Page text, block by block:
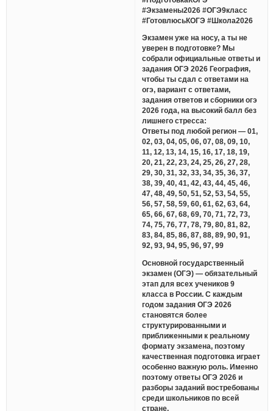
#Экзамены2026 #ОГЭ9класс
#ГотовлюсьКОГЭ #Школа2026
Экзамен уже на носу, а ты не
уверен в подготовке? Мы
собрали официальные ответы и
задания ОГЭ 2026 География,
чтобы ты сдал с ответами на
огэ, вариант с ответами,
задания ответов и сборники огэ
2026 года, на высокий балл без
лишнего стресса:
Ответы под любой регион — 01,
02, 03, 04, 05, 06, 07, 08, 09, 10,
11, 12, 13, 14, 15, 16, 17, 18, 19,
20, 21, 22, 23, 24, 25, 26, 27, 28,
29, 30, 31, 32, 33, 34, 35, 36, 37,
38, 39, 40, 41, 42, 43, 44, 45, 46,
47, 48, 49, 50, 51, 52, 53, 54, 55,
56, 57, 58, 59, 60, 61, 62, 63, 64,
65, 66, 67, 68, 69, 70, 71, 72, 73,
74, 75, 76, 77, 78, 79, 80, 81, 82,
83, 84, 85, 86, 87, 88, 89, 90, 91,
92, 93, 94, 95, 96, 97, 99
Основной государственный
экзамен (ОГЭ) — обязательный
этап для всех учеников 9
класса в России. С каждым
годом задания ОГЭ 2026
становятся более
структурированными и
приближенными к реальному
формату экзамена, поэтому
качественная подготовка играет
особенно важную роль. Именно
поэтому ответы ОГЭ 2026 и
разборы заданий востребованы
среди школьников по всей
стране.